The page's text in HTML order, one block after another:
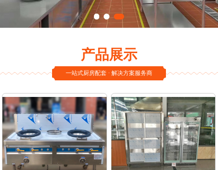
产品展示
一站式厨房配套 · 解决方案服务商